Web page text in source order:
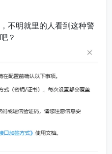
不明就里的人看到这种警
？